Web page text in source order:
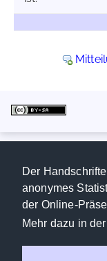
Der
anonymes
der Online-
Mehr dazu in der